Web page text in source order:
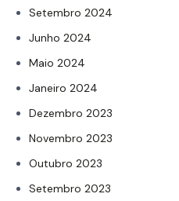
Setembro 2024
Junho 2024
Maio 2024
Janeiro 2024
Dezembro 2023
Novembro 2023
Outubro 2023
Setembro 2023